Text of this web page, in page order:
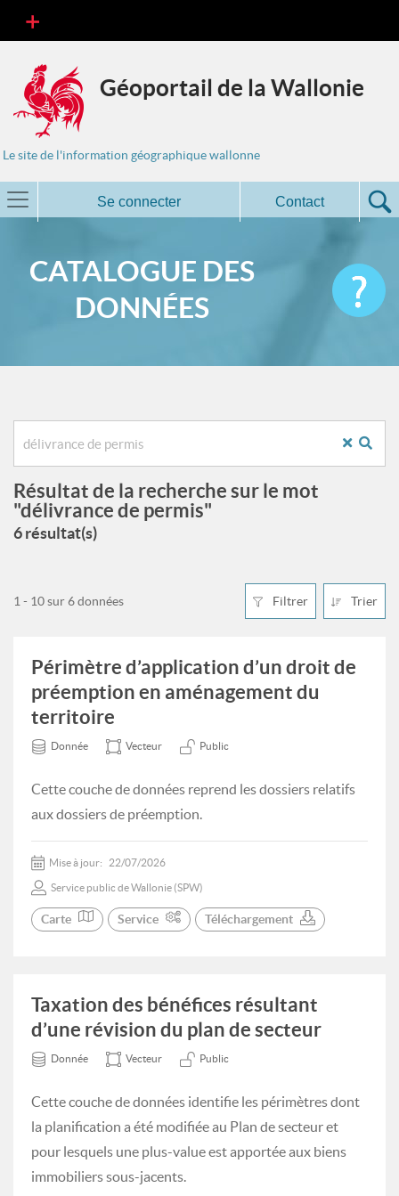
Géoportail de la Wallonie
Le site de l'information géographique wallonne
Se connecter Contact
CATALOGUE DES
DONNÉES
Résultat de la recherche sur le mot
"délivrance de permis"
6 résultat(s)
Filtrer Trier
1 - 10 sur 6 données
Périmètre d’application d’un droit de
préemption en aménagement du
territoire
Donnée Vecteur Public
Cette couche de données reprend les dossiers relatifs
aux dossiers de préemption.
Mise à jour: 22/07/2026
Service public de Wallonie (SPW)
Carte Service Téléchargement
Taxation des bénéfices résultant
d’une révision du plan de secteur
Donnée Vecteur Public
Cette couche de données identifie les périmètres dont
la planification a été modifiée au Plan de secteur et
pour lesquels une plus-value est apportée aux biens
immobiliers sous-jacents.